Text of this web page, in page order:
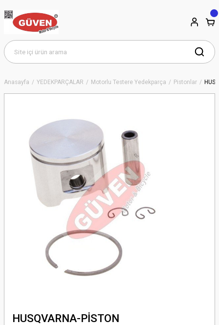
Anasayfa YEDEKPARÇALAR Motorlu Testere Yedekparça Pistonlar
HUSQVARNA-PİSTON